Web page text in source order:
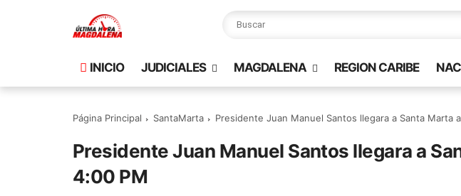
INICIO JUDICIALES MAGDALENA REGION CARIBE
Página Principal SantaMarta Presidente Juan Manuel Santos llegara a Santa Marta
Presidente Juan Manuel Santos llegara a
4:00 PM